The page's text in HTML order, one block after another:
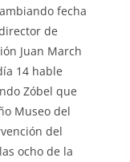
fecha
de
Juan March
14 hable
Zóbel que
Museo del
del
ocho de la